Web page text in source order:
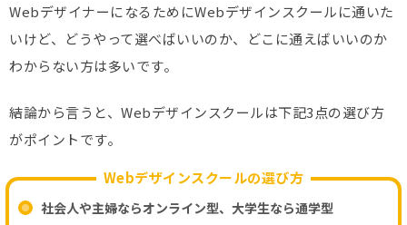
WebデザイナーになるためにWebデザインスクールに通いた
いけど、どうやって選べばいいのか、どこに通えばいいのか
わからない方は多いです。
結論から言うと、Webデザインスクールは下記3点の選び方
がポイントです。
Webデザインスクールの選び方
社会人や主婦ならオンライン型、大学生なら通学型